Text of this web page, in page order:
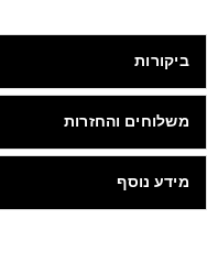
ביקורות
משלוחים והחזרות
מידע נוסף